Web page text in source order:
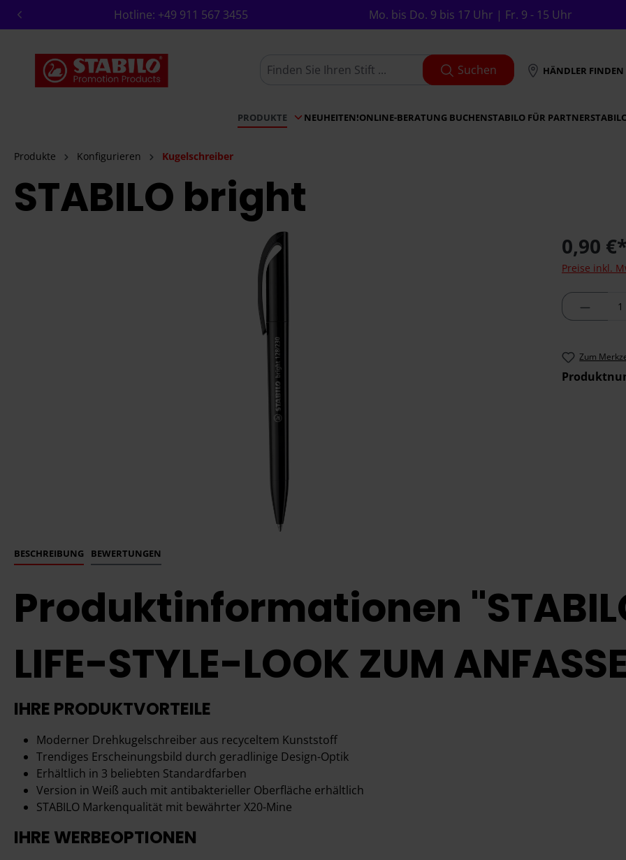
Zur Hauptnavigation springen
Hotline: +49 911 567 3455 Mo. bis Do. 9 bis 17 Uhr | Fr. 9 - 15 Uhr
Suchen HÄNDLER FINDEN
PRODUKTE NEUHEITEN!ONLINE-BERATUNG BUCHENSTABILO FÜR PARTNER
Produkte Konfigurieren Kugelschreiber
STABILO bright
0,90
Preise inkl.
Zum
BESCHREIBUNG BEWERTUNGEN
Produktinformationen
LIFE-STYLE-LOOK ZUM
IHRE PRODUKTVORTEILE
Moderner Drehkugelschreiber aus recyceltem Kunststoff
Trendiges Erscheinungsbild durch geradlinige Design-Optik
Erhältlich in 3 beliebten Standardfarben
Version in Weiß auch mit antibakterieller Oberfläche erhältlich
STABILO Markenqualität mit bewährter X20-Mine
IHRE WERBEOPTIONEN